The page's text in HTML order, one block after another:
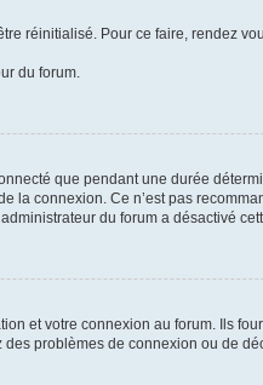
réinitialisé. Pour ce faire, rendez
du forum.
que pendant une durée
la connexion. Ce n’est pas
du forum a désactivé
et votre connexion au forum. Ils
problèmes de connexion ou de